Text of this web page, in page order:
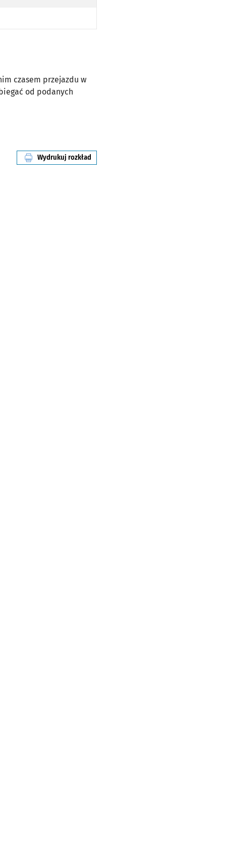
czasem przejazdu w
od podanych
Wydrukuj rozkład
linii nr 924